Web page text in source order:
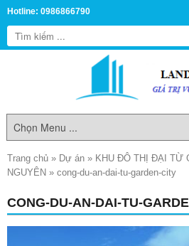
Hotline: 0986866790
Trang chủ » Dự án » KHU ĐÔ THỊ ĐẠI TỪ
NGUYÊN » cong-du-an-dai-tu-garden-city
CONG-DU-AN-DAI-TU-